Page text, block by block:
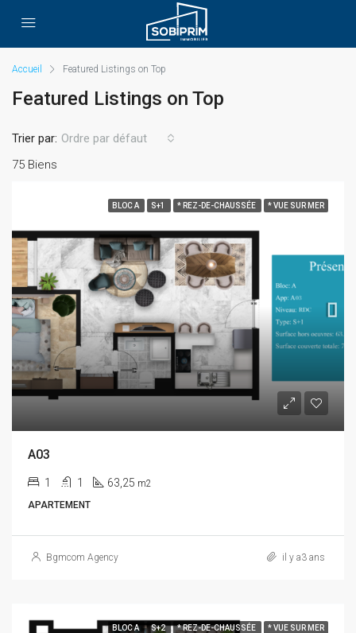
Accueil Featured Listings on Top
Featured Listings on Top
75 Biens
Trier par: Ordre par défaut
BLOC A S+1 * REZ-DE-CHAUSSÉE * VUE SUR MER
A03
1 1 63,25 m2
APARTEMENT
Bgmcom Agency il y a3 ans
BLOC A S+2 * REZ-DE-CHAUSSÉE * VUE SUR MER